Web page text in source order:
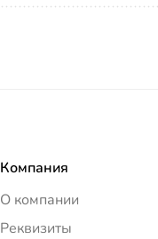
Компания
О компании
Реквизиты